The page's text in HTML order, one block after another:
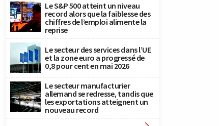
Le S&P 500 atteint un niveau
record alors que la faiblesse des
chiffres de l’emploi alimente la
reprise
Le secteur des services dans l’UE
et la zone euro a progressé de
0,8 pour cent en mai 2026
Le secteur manufacturier
allemand se redresse, tandis que
les exportations atteignent un
nouveau record